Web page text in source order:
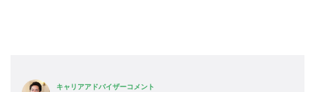
キャリアアドバイザーコメント